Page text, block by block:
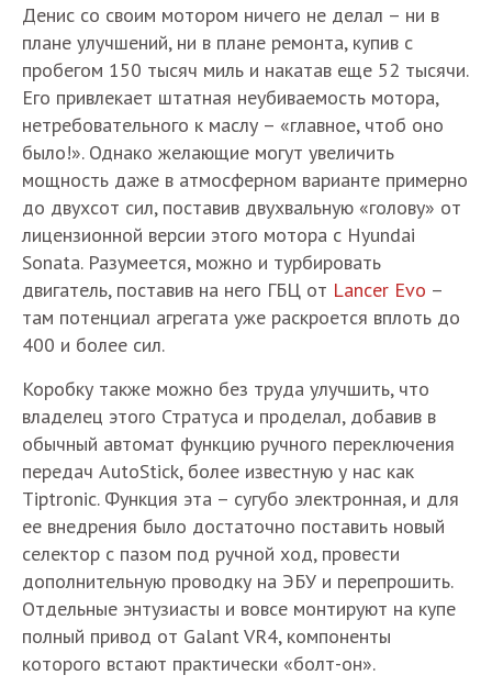
Денис со своим мотором ничего не делал – ни в
плане улучшений, ни в плане ремонта, купив с
пробегом 150 тысяч миль и накатав еще 52 тысячи.
Его привлекает штатная неубиваемость мотора,
нетребовательного к маслу – «главное, чтоб оно
было!». Однако желающие могут увеличить
мощность даже в атмосферном варианте примерно
до двухсот сил, поставив двухвальную «голову» от
лицензионной версии этого мотора с Hyundai
Sonata. Разумеется, можно и турбировать
двигатель, поставив на него ГБЦ от Lancer Evo –
там потенциал агрегата уже раскроется вплоть до
400 и более сил.
Коробку также можно без труда улучшить, что
владелец этого Стратуса и проделал, добавив в
обычный автомат функцию ручного переключения
передач AutoStick, более известную у нас как
Tiptronic. Функция эта – сугубо электронная, и для
ее внедрения было достаточно поставить новый
селектор с пазом под ручной ход, провести
дополнительную проводку на ЭБУ и перепрошить.
Отдельные энтузиасты и вовсе монтируют на купе
полный привод от Galant VR4, компоненты
которого встают практически «болт-он».